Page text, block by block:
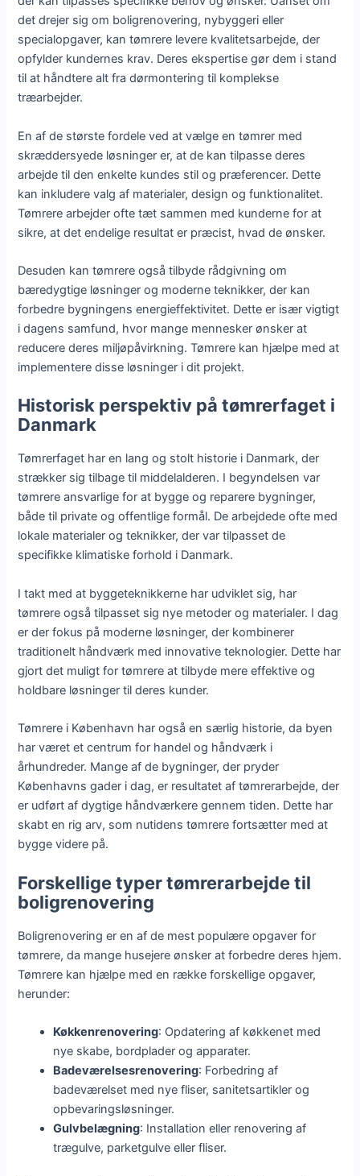
det drejer sig om boligrenovering, nybyggeri eller
specialopgaver, kan tømrere levere kvalitetsarbejde, der
opfylder kundernes krav. Deres ekspertise gør dem i stand
til at håndtere alt fra dørmontering til komplekse
træarbejder.
En af de største fordele ved at vælge en tømrer med
skræddersyede løsninger er, at de kan tilpasse deres
arbejde til den enkelte kundes stil og præferencer. Dette
kan inkludere valg af materialer, design og funktionalitet.
Tømrere arbejder ofte tæt sammen med kunderne for at
sikre, at det endelige resultat er præcist, hvad de ønsker.
Desuden kan tømrere også tilbyde rådgivning om
bæredygtige løsninger og moderne teknikker, der kan
forbedre bygningens energieffektivitet. Dette er især vigtigt
i dagens samfund, hvor mange mennesker ønsker at
reducere deres miljøpåvirkning. Tømrere kan hjælpe med at
implementere disse løsninger i dit projekt.
Historisk perspektiv på tømrerfaget i
Danmark
Tømrerfaget har en lang og stolt historie i Danmark, der
strækker sig tilbage til middelalderen. I begyndelsen var
tømrere ansvarlige for at bygge og reparere bygninger,
både til private og offentlige formål. De arbejdede ofte med
lokale materialer og teknikker, der var tilpasset de
specifikke klimatiske forhold i Danmark.
I takt med at byggeteknikkerne har udviklet sig, har
tømrere også tilpasset sig nye metoder og materialer. I dag
er der fokus på moderne løsninger, der kombinerer
traditionelt håndværk med innovative teknologier. Dette har
gjort det muligt for tømrere at tilbyde mere effektive og
holdbare løsninger til deres kunder.
Tømrere i København har også en særlig historie, da byen
har været et centrum for handel og håndværk i
århundreder. Mange af de bygninger, der pryder
Københavns gader i dag, er resultatet af tømrerarbejde, der
er udført af dygtige håndværkere gennem tiden. Dette har
skabt en rig arv, som nutidens tømrere fortsætter med at
bygge videre på.
Forskellige typer tømrerarbejde til
boligrenovering
Boligrenovering er en af de mest populære opgaver for
tømrere, da mange husejere ønsker at forbedre deres hjem.
Tømrere kan hjælpe med en række forskellige opgaver,
herunder:
Køkkenrenovering: Opdatering af køkkenet med
nye skabe, bordplader og apparater.
Badeværelsesrenovering: Forbedring af
badeværelset med nye fliser, sanitetsartikler og
opbevaringsløsninger.
Gulvbelægning: Installation eller renovering af
trægulve, parketgulve eller fliser.